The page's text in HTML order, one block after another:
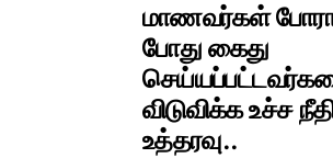
மாணவர்கள்
போது கைது
விடுவிக்க உச்ச
உத்தரவு..